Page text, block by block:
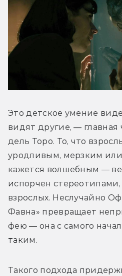
Это детское умение
видят другие, — главная
дель Торо. То, что
уродливым, мерзким
кажется волшебным —
испорчен
взрослых. Неслучайно
Фавна» превращает
фею — она с самого
таким.
Такого подхода